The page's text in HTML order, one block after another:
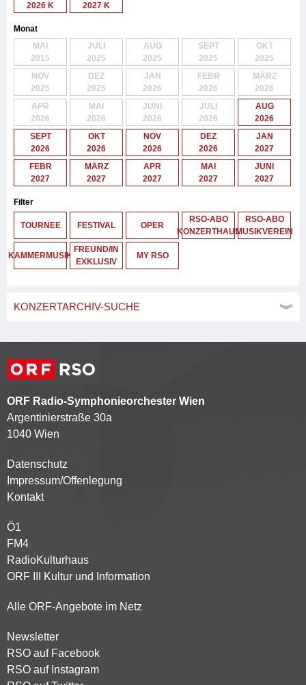
2026 K
2027 K
Monat
MAI
2015
JULI
2025
AUG
2025
SEPT
2025
OKT
2025
NOV
2025
DEZ
2025
JAN
2026
FEBR
2026
MÄRZ
2026
APR
2026
MAI
2026
JUNI
2026
JULI
2026
AUG
2026
SEPT
2026
OKT
2026
NOV
2026
DEZ
2026
JAN
2027
FEBR
2027
MÄRZ
2027
APR
2027
MAI
2027
JUNI
2027
Filter
TOURNEE FESTIVAL OPER
RSO-ABO
KONZERTHAUS
RSO-ABO
MUSIKVEREIN
KAMMERMUSIK
FREUND/IN
EXKLUSIV
MY RSO
KONZERTARCHIV-SUCHE
ORF Radio-Symphonieorchester Wien
Argentinierstraße 30a
1040 Wien
Kontaktmenü
Datenschutz
Impressum/Offenlegung
Kontakt
Partnersender
Ö1
FM4
RadioKulturhaus
ORF III Kultur und Information
Alle ORF-Angebote im Netz
Footer
menu
Newsletter
RSO auf Facebook
RSO auf Instagram